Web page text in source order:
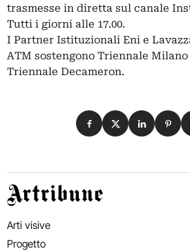
trasmesse in diretta sul canale
Tutti i giorni alle 17.00.
I Partner Istituzionali Eni e
ATM sostengono Triennale
Triennale Decameron.
Condividi su
Condividi su X
Condividi
Artribune
Arti visive
Progetto